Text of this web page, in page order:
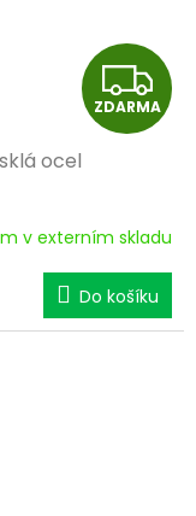
Z
D
R
M
A
ZDARMA
ocel
v externím skladu
Do košíku